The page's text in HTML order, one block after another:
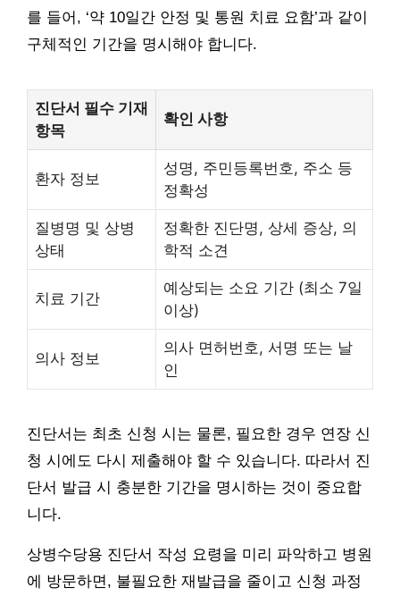
를 들어, ‘약 10일간 안정 및 통원 치료 요함’과 같이
구체적인 기간을 명시해야 합니다.
진단서 필수 기재
항목
확인 사항
환자 정보
성명, 주민등록번호, 주소 등
정확성
질병명 및 상병
상태
정확한 진단명, 상세 증상, 의
학적 소견
치료 기간
예상되는 소요 기간 (최소 7일
이상)
의사 정보
의사 면허번호, 서명 또는 날
인
진단서는 최초 신청 시는 물론, 필요한 경우 연장 신
청 시에도 다시 제출해야 할 수 있습니다. 따라서 진
단서 발급 시 충분한 기간을 명시하는 것이 중요합
니다.
상병수당용 진단서 작성 요령을 미리 파악하고 병원
에 방문하면, 불필요한 재발급을 줄이고 신청 과정